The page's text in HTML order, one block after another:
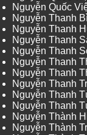
Nguyễn Quốc
Nguyễn Thanh
Nguyễn Thanh
Nguyễn Thanh
Nguyễn Thanh
Nguyễn Thanh
Nguyễn Thanh
Nguyễn Thanh
Nguyễn Thanh
Nguyễn Thanh
Nguyễn Thành
Nguyễn Thành